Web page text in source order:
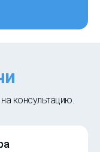
консультацию.